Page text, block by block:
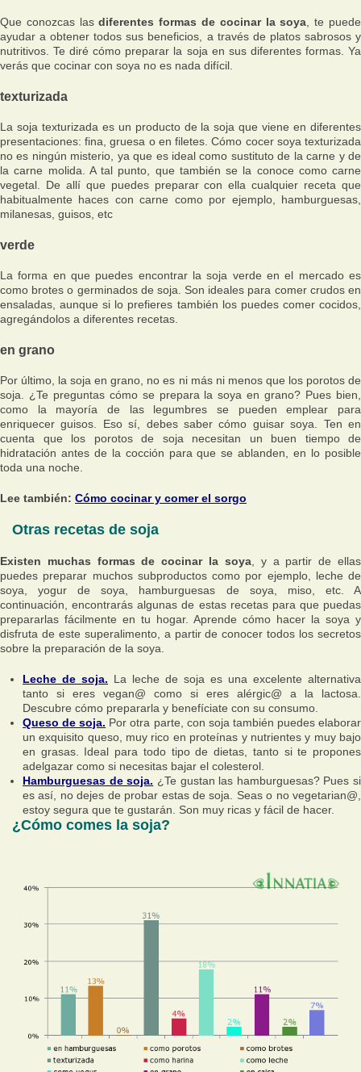
Que conozcas lasdiferentes formas de cocinar la soya , te puede
ayudar a obtener todos sus beneficios, a través de platos sabrosos y
nutritivos. Te diré cómo preparar la soja en sus diferentes formas. Ya
verás que cocinar con soya no es nada difícil.
texturizada
La soja texturizada es un producto de la soja que viene en diferentes
presentaciones: fina, gruesa o en filetes. Cómo cocer soya texturizada
no es ningún misterio, ya que es ideal como sustituto de la carne y de
la carne molida. A tal punto, que también se la conoce como carne
vegetal. De allí que puedes preparar con ella cualquier receta que
habitualmente haces con carne como por ejemplo, hamburguesas,
milanesas, guisos, etc
verde
La forma en que puedes encontrar la soja verde en el mercado es
como brotes o germinados de soja. Son ideales para comer crudos en
ensaladas, aunque si lo prefieres también los puedes comer cocidos,
agregándolos a diferentes recetas.
en grano
Por último, la soja en grano, no es ni más ni menos que los porotos de
soja. ¿Te preguntas cómo se prepara la soya en grano? Pues bien,
como la mayoría de las legumbres se pueden emplear para
enriquecer guisos. Eso sí, debes saber cómo guisar soya. Ten en
cuenta que los porotos de soja necesitan un buen tiempo de
hidratación antes de la cocción para que se ablanden, en lo posible
toda una noche.
Lee también: Cómo cocinar y comer el sorgo
Otras recetas de soja
Existen muchas formas de cocinar la soya, y a partir de ellas
puedes preparar muchos subproductos como por ejemplo, leche de
soya, yogur de soya, hamburguesas de soya, miso, etc. A
continuación, encontrarás algunas de estas recetas para que puedas
prepararlas fácilmente en tu hogar. Aprende cómo hacer la soya y
disfruta de este superalimento, a partir de conocer todos los secretos
sobre la preparación de la soya.
Leche de soja. La leche de soja es una excelente alternativa
tanto si eres vegan@ como si eres alérgic@ a la lactosa.
Descubre cómo prepararla y benefíciate con su consumo.
Queso de soja. Por otra parte, con soja también puedes elaborar
un exquisito queso, muy rico en proteínas y nutrientes y muy bajo
en grasas. Ideal para todo tipo de dietas, tanto si te propones
adelgazar como si necesitas bajar el colesterol.
Hamburguesas de soja. ¿Te gustan las hamburguesas? Pues si
es así, no dejes de probar estas de soja. Seas o no vegetarian@,
estoy segura que te gustarán. Son muy ricas y fácil de hacer.
¿Cómo comes la soja?